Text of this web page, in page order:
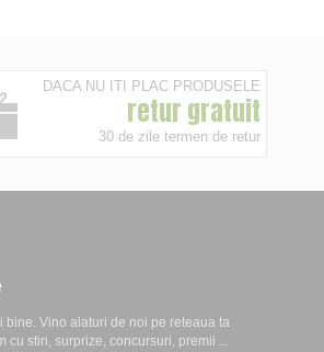
DACA NU ITI PLAC PRODUSELE
retur gratuit
30 de zile termen de retur
bine. Vino alaturi de noi pe reteaua ta
cu stiri, surprize, concursuri, premii ...